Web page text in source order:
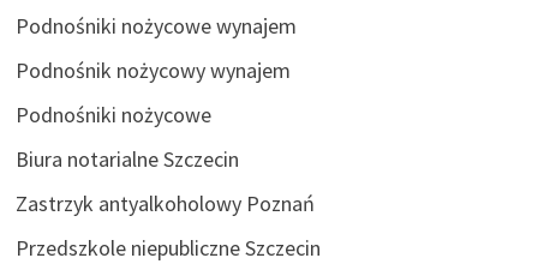
Podnośniki nożycowe wynajem
Podnośnik nożycowy wynajem
Podnośniki nożycowe
Biura notarialne Szczecin
Zastrzyk antyalkoholowy Poznań
Przedszkole niepubliczne Szczecin